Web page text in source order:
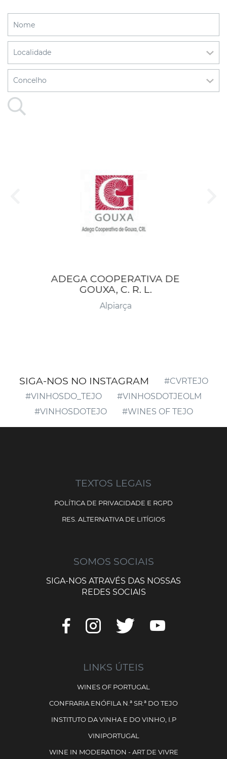
ADEGA COOPERATIVA DE
GOUXA, C. R. L.
Alpiarça
SIGA-NOS NO INSTAGRAM
#CVRTEJO
#VINHOSDO_TEJO
#VINHOSDOTJEOLM
#VINHOSDOTEJO
#WINES OF TEJO
TEXTOS LEGAIS
POLÍTICA DE PRIVACIDADE E RGPD
RES. ALTERNATIVA DE LITÍGIOS
SOMOS SOCIAIS
SIGA-NOS ATRAVÉS DAS NOSSAS
REDES SOCIAIS
LINKS ÚTEIS
WINES OF PORTUGAL
CONFRARIA ENÓFILA N.ª SR.ª DO TEJO
INSTITUTO DA VINHA E DO VINHO, I.P
VINIPORTUGAL
WINE IN MODERATION - ART DE VIVRE